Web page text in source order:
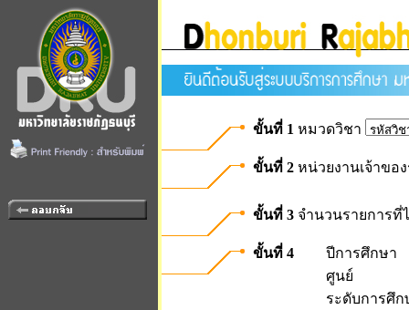
ขั้นที่ 1 หมวดวิชา
ขั้นที่ 2 หน่วยงานเจ้าขอ
ขั้นที่ 3 จำนวนรายการ
ขั้นที่ 4
ปีการศึกษา
ศูนย์
ระดับการศึก